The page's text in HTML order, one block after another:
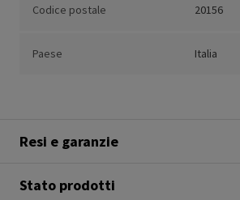
Codice postale 20156
Paese Italia
Resi e garanzie
Stato prodotti